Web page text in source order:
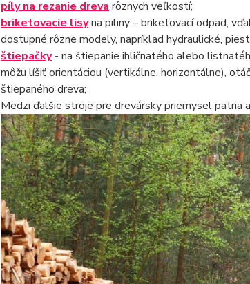
píly na rezanie dreva rôznych veľkostí;
briketovacie lisyna piliny – briketovací odpad,
dostupné rôzne modely, napríklad hydraulické,
štiepačky- na štiepanie ihličnatého alebo
môžu líšiť orientáciou (vertikálne, horizontálne),
štiepaného dreva;
Medzi ďalšie stroje pre drevársky priemysel patria